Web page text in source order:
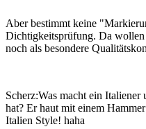
Aber bestimmt keine
Dichtigkeitsprüfung. Da wollen
noch als besondere
Scherz:Was macht ein Italiener
hat? Er haut mit einem
Italien Style! haha